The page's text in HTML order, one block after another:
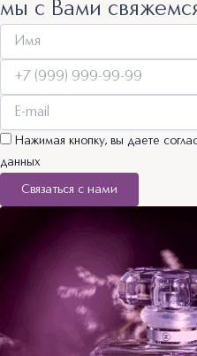
мы с Вами
Нажимая кнопку, вы даете
данных
Связаться с нами